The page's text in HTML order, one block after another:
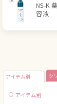
NS-K
容液
アイテム別 シ
アイテム別